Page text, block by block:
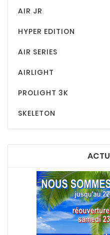
AIR JR
HYPER EDITION
AIR SERIES
AIRLIGHT
PROLIGHT 3K
SKELETON